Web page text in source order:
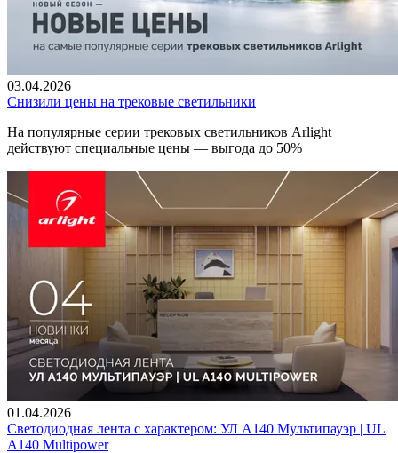
03.04.2026
Снизили цены на трековые светильники
На популярные серии трековых светильников Arlight
действуют специальные цены — выгода до 50%
01.04.2026
Светодиодная лента с характером: УЛ А140 Мультипауэр | UL
A140 Multipower